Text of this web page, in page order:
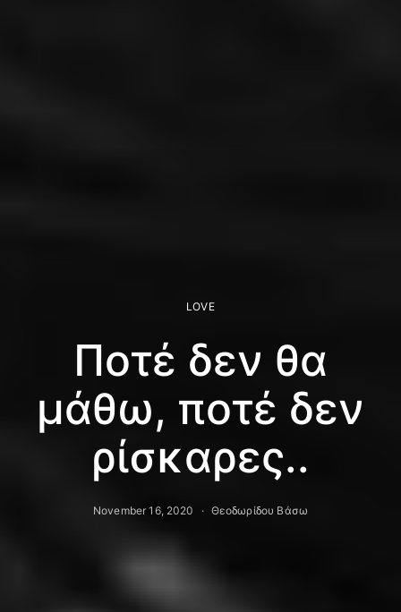
LOVE
Ποτέ δεν θα
μάθω, ποτέ δεν
ρίσκαρες..
November 16, 2020 Θεοδωρίδου Βάσω